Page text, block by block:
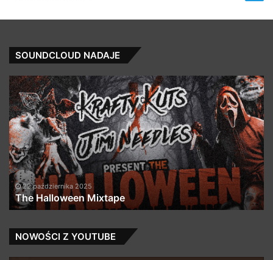
SOUNDCLOUD NADAJE
The
Halloween
Mixtape
22 października 2025
The Halloween Mixtape
NOWOŚCI Z YOUTUBE